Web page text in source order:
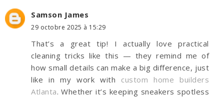
Samson James
29 octobre 2025 à 15:29
That’s a great tip! I actually love practical
cleaning tricks like this — they remind me of
how small details can make a big difference, just
like in my work with custom home builders
Atlanta. Whether it’s keeping sneakers spotless